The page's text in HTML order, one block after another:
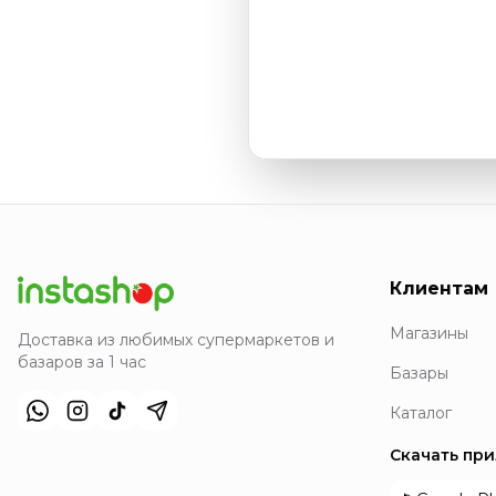
Доставка из любимых супермаркетов и
базаров за 1 час
Клиентам
Магазины
Базары
Каталог
Скачать